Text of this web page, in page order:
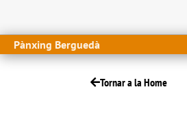
Pànxing Berguedà
Tornar a la Home